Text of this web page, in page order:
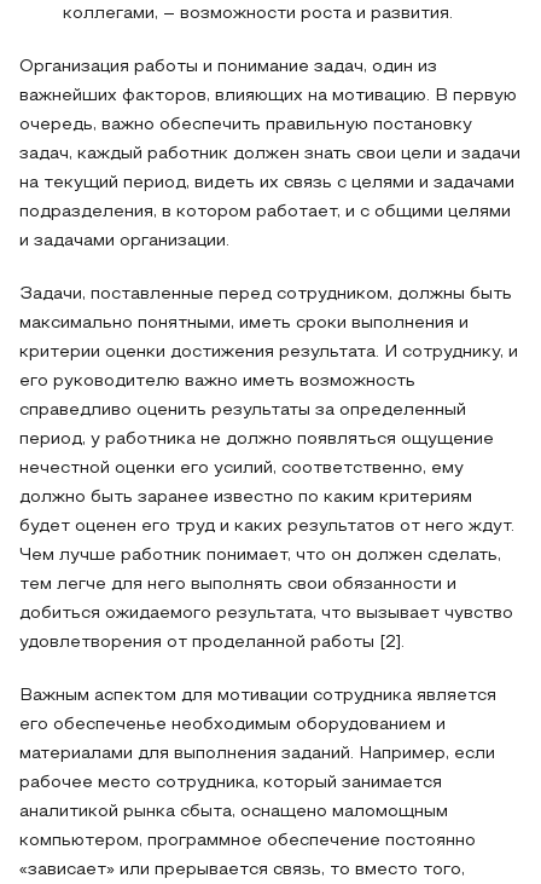
коллегами, – возможности роста и развития.
Организация работы и понимание задач, один из
важнейших факторов, влияющих на мотивацию. В первую
очередь, важно обеспечить правильную постановку
задач, каждый работник должен знать свои цели и задачи
на текущий период, видеть их связь с целями и задачами
подразделения, в котором работает, и с общими целями
и задачами организации.
Задачи, поставленные перед сотрудником, должны быть
максимально понятными, иметь сроки выполнения и
критерии оценки достижения результата. И сотруднику, и
его руководителю важно иметь возможность
справедливо оценить результаты за определенный
период, у работника не должно появляться ощущение
нечестной оценки его усилий, соответственно, ему
должно быть заранее известно по каким критериям
будет оценен его труд и каких результатов от него ждут.
Чем лучше работник понимает, что он должен сделать,
тем легче для него выполнять свои обязанности и
добиться ожидаемого результата, что вызывает чувство
удовлетворения от проделанной работы [2].
Важным аспектом для мотивации сотрудника является
его обеспеченье необходимым оборудованием и
материалами для выполнения заданий. Например, если
рабочее место сотрудника, который занимается
аналитикой рынка сбыта, оснащено маломощным
компьютером, программное обеспечение постоянно
«зависает» или прерывается связь, то вместо того,